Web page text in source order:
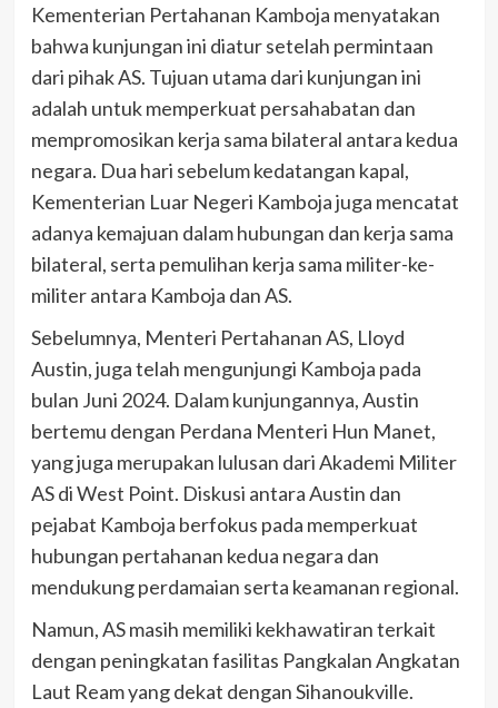
Kementerian Pertahanan Kamboja menyatakan
bahwa kunjungan ini diatur setelah permintaan
dari pihak AS. Tujuan utama dari kunjungan ini
adalah untuk memperkuat persahabatan dan
mempromosikan kerja sama bilateral antara kedua
negara. Dua hari sebelum kedatangan kapal,
Kementerian Luar Negeri Kamboja juga mencatat
adanya kemajuan dalam hubungan dan kerja sama
bilateral, serta pemulihan kerja sama militer-ke-
militer antara Kamboja dan AS.
Sebelumnya, Menteri Pertahanan AS, Lloyd
Austin, juga telah mengunjungi Kamboja pada
bulan Juni 2024. Dalam kunjungannya, Austin
bertemu dengan Perdana Menteri Hun Manet,
yang juga merupakan lulusan dari Akademi Militer
AS di West Point. Diskusi antara Austin dan
pejabat Kamboja berfokus pada memperkuat
hubungan pertahanan kedua negara dan
mendukung perdamaian serta keamanan regional.
Namun, AS masih memiliki kekhawatiran terkait
dengan peningkatan fasilitas Pangkalan Angkatan
Laut Ream yang dekat dengan Sihanoukville.